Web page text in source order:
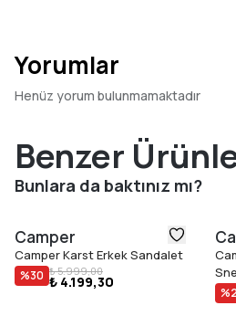
kullanım alanına uyum gösterir.
pantolonlarla kolayca eşleşir. Hafif ve
kullanımda dahi konforunu korur.
arayanlar için çok yönlü bir spor
her mevsim kolayca tercih edilir.
Öne Çıkan Özellikler
Vibram® kauçuk dış taban
Alçak profilli, hafif tasarım
Yorumlar
Henüz yorum bulunmamaktadır
Benzer
Bunlara da baktınız mı?
Camper
Camper Karst Erkek Sandalet
%30 ₺ 5.999,00
₺ 4.199,30
%